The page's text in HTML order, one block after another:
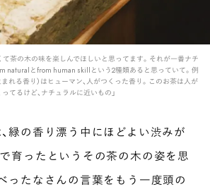
て茶の木の味を楽しんでほしいと思ってます。それが一番ナチ
naturalとfrom human skillという2種類あると思っていて。例
れる香り）はヒューマン、人がつくった香り。このお茶は人が
ってるけど、ナチュラルに近いもの」
緑の香り漂う中にほどよい渋みが
育ったというその茶の木の姿を思
ったなさんの言葉をもう一度頭の